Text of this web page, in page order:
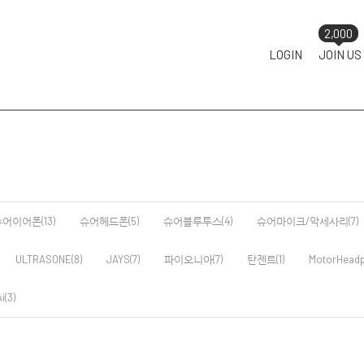
LOGIN JOIN US
2,000
이어폰(13) 슈어헤드폰(5) 슈어블루투스(4) 슈어마이크/악세사리(7)
ULTRASONE(8) JAYS(7) 파이오니아(7) 탄젠트(1)